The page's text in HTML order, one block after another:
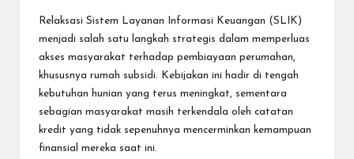
Relaksasi Sistem Layanan Informasi Keuangan (SLIK)
menjadi salah satu langkah strategis dalam memperluas
akses masyarakat terhadap pembiayaan perumahan,
khususnya rumah subsidi. Kebijakan ini hadir di tengah
kebutuhan hunian yang terus meningkat, sementara
sebagian masyarakat masih terkendala oleh catatan
kredit yang tidak sepenuhnya mencerminkan kemampuan
finansial mereka saat ini.